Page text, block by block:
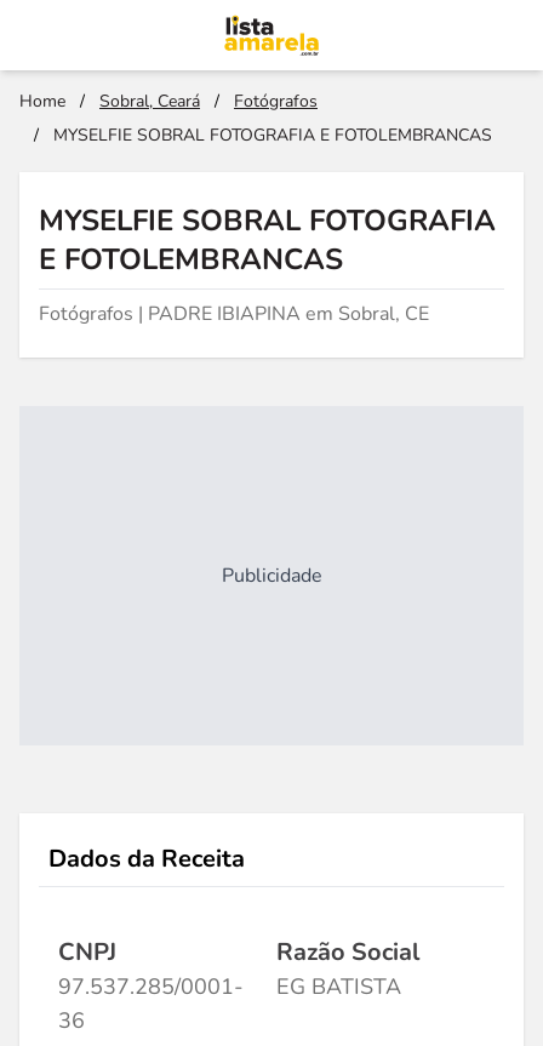
Home / Sobral, Ceará /
Fotógrafos
/
MYSELFIE SOBRAL FOTOGRAFIA E FOTOLEMBRANCAS
MYSELFIE SOBRAL FOTOGRAFIA
E FOTOLEMBRANCAS
Fotógrafos | PADRE IBIAPINA em Sobral, CE
Publicidade
Dados da Receita
CNPJ
97.537.285/0001-
36
Razão Social
EG BATISTA